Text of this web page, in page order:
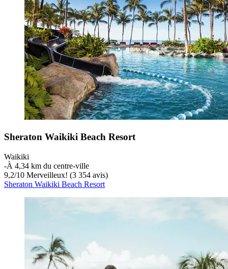
Sheraton Waikiki Beach Resort
Waikiki
‐À 4,34 km du centre-ville
9,2/10 Merveilleux! (3 354 avis)
Sheraton Waikiki Beach Resort